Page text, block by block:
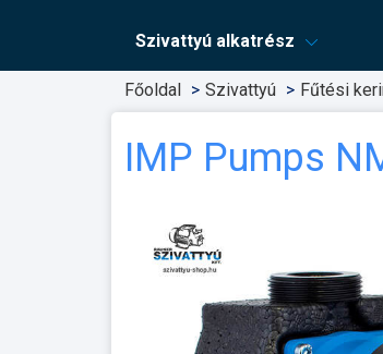
Szivattyú alkatrész
Főoldal Szivattyú Fűtési
IMP Pumps